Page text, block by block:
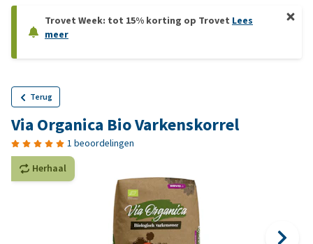
Trovet Week: tot 15% korting op Trovet Lees
meer
Terug
Via Organica Bio Varkenskorrel
1 beoordelingen
Herhaal